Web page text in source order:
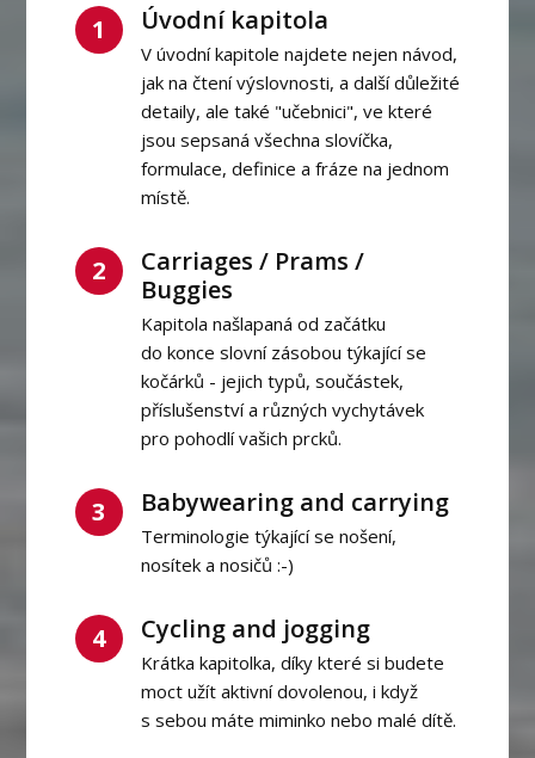
1 Úvodní kapitola
V úvodní kapitole najdete nejen návod,
jak na čtení výslovnosti, a další důležité
detaily, ale také "učebnici", ve které
jsou sepsaná všechna slovíčka,
formulace, definice a fráze na jednom
místě.
2
Carriages / Prams /
Buggies
Kapitola našlapaná od začátku
do konce slovní zásobou týkající se
kočárků - jejich typů, součástek,
příslušenství a různých vychytávek
pro pohodlí vašich prcků.
3 Babywearing and carrying
Terminologie týkající se nošení,
nosítek a nosičů :-)
4 Cycling and jogging
Krátka kapitolka, díky které si budete
moct užít aktivní dovolenou, i když
s sebou máte miminko nebo malé dítě.